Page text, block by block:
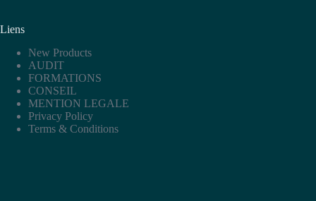
Liens
New Products
AUDIT
FORMATIONS
CONSEIL
MENTION LEGALE
Privacy Policy
Terms & Conditions